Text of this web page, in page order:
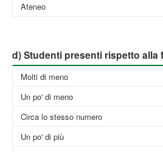
Ateneo
d) Studenti presenti rispetto alla
Molti di meno
Un po' di meno
Circa lo stesso numero
Un po' di più